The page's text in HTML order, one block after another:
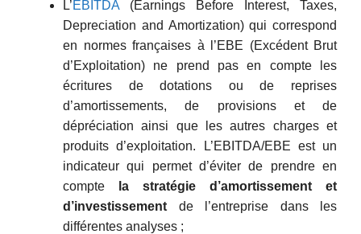
L’EBITDA (Earnings Before Interest, Taxes,
Depreciation and Amortization) qui correspond
en normes françaises à l’EBE (Excédent Brut
d’Exploitation) ne prend pas en compte les
écritures de dotations ou de reprises
d’amortissements, de provisions et de
dépréciation ainsi que les autres charges et
produits d’exploitation. L’EBITDA/EBE est un
indicateur qui permet d’éviter de prendre en
compte
la stratégie d’amortissement et
d’investissement de l’entreprise dans les
différentes analyses ;